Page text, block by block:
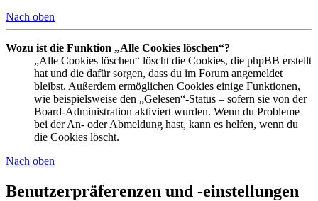
Nach oben
Wozu ist die Funktion „Alle Cookies löschen“?
„Alle Cookies löschen“ löscht die Cookies, die phpBB erstellt
hat und die dafür sorgen, dass du im Forum angemeldet
bleibst. Außerdem ermöglichen Cookies einige Funktionen,
wie beispielsweise den „Gelesen“-Status – sofern sie von der
Board-Administration aktiviert wurden. Wenn du Probleme
bei der An- oder Abmeldung hast, kann es helfen, wenn du
die Cookies löscht.
Nach oben
Benutzerpräferenzen und -einstellungen